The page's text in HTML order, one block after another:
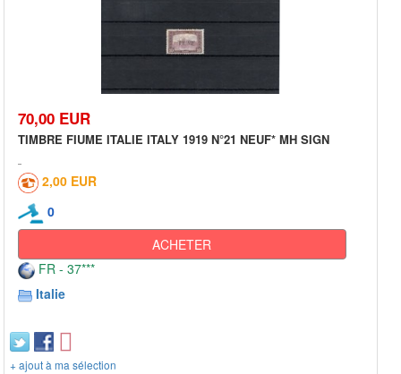
70,00 EUR
TIMBRE FIUME ITALIE ITALY 1919 N°21 NEUF* MH SIGN
2,00 EUR
0
ACHETER
FR - 37***
Italie
+ ajout à ma sélection